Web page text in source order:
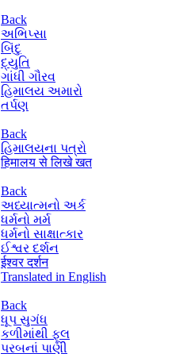
Back
અભિપ્સા
બિંદુ
દ્યુતિ
ગાંધી ગૌરવ
હિમાલય અમારો
તર્પણ
Back
હિમાલયના પત્રો
हिमालय से लिखे खत
Back
અધ્યાત્મનો અર્ક
ધર્મનો મર્મ
ધર્મનો સાક્ષાત્કાર
ઈશ્વર દર્શન
ईश्वर दर्शन
Translated in English
Back
ધૂપ સુગંધ
કળીમાંથી ફૂલ
પરબનાં પાણી